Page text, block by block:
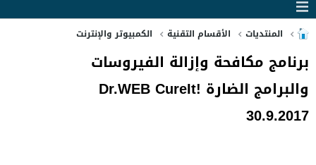
المنتديات الأقسام التقنية الكمبيوتر والإنترنت
برنامج مكافحة وإزالة الفيروسات
والبرامج الضارة Dr.WEB CureIt!
30.9.2017